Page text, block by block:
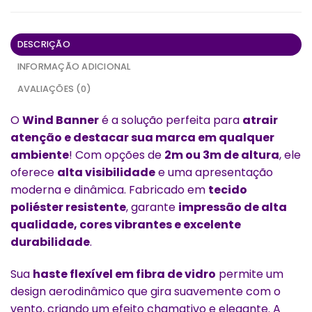
DESCRIÇÃO
INFORMAÇÃO ADICIONAL
AVALIAÇÕES (0)
OWind Banneré a solução perfeita para atrair
atenção e destacar sua marca em qualquer
ambiente! Com opções de 2m ou 3m de altura, ele
oferece alta visibilidadee uma apresentação
moderna e dinâmica. Fabricado em tecido
poliéster resistente, garante impressão de alta
qualidade, cores vibrantes e excelente
durabilidade.
Sua haste flexível em fibra de vidro permite um
design aerodinâmico que gira suavemente com o
vento, criando um efeito chamativo e elegante. A